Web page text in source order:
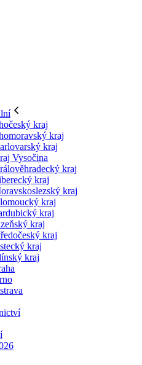
kraj
kraj
kraj
Vysočina
kraj
kraj
kraj
kraj
kraj
kraj
kraj
kraj
kraj